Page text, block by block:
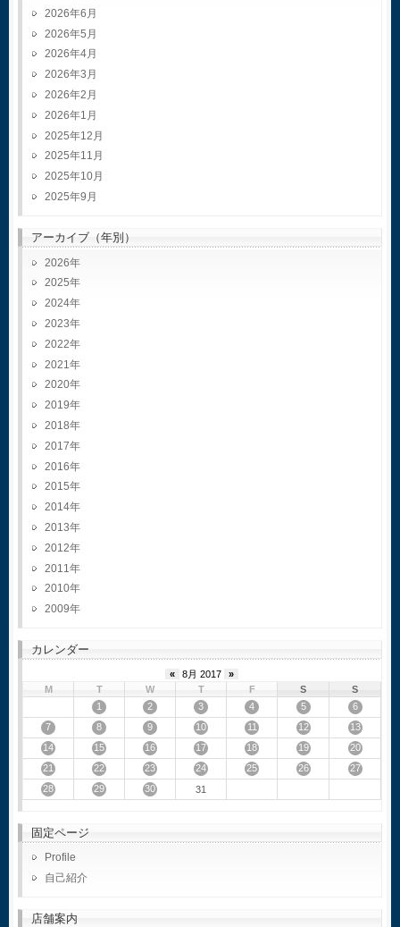
2026年6月
2026年5月
2026年4月
2026年3月
2026年2月
2026年1月
2025年12月
2025年11月
2025年10月
2025年9月
アーカイブ（年別）
2026
2025
2024
2023
2022
2021
2020
2019
2018
2017
2016
2015
2014
2013
2012
2011
2010
2009
カレンダー
« 8月 2017
»
M
T W T F S
S
1
2 3 4 5
6
7
8 9 10 11 12
13
14
15 16 17 18 19
20
21
22 23 24 25 26
27
28
29 30 31
固定ページ
Profile
自己紹介
店舗案内